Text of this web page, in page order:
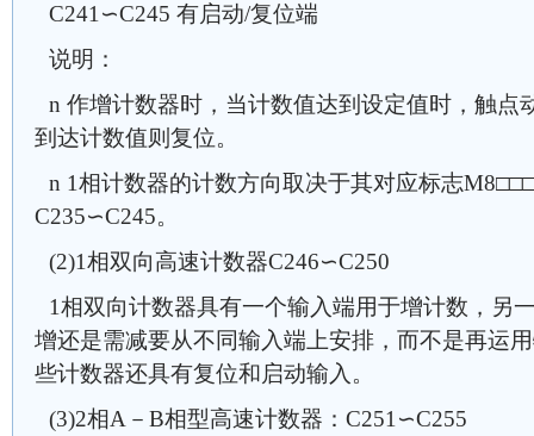
C241∽C245 有启动/复位端
说明：
n 作增计数器时，当计数值达到设定值时，触点
到达计数值则复位。
n 1相计数器的计数方向取决于其对应标志
C235∽C245。
(2)1相双向高速计数器C246∽C250
1相双向计数器具有一个输入端用于增计数，另
增还是需减要从不同输入端上安排，而不是再运
些计数器还具有复位和启动输入。
(3)2相A－B相型高速计数器：C251∽C255